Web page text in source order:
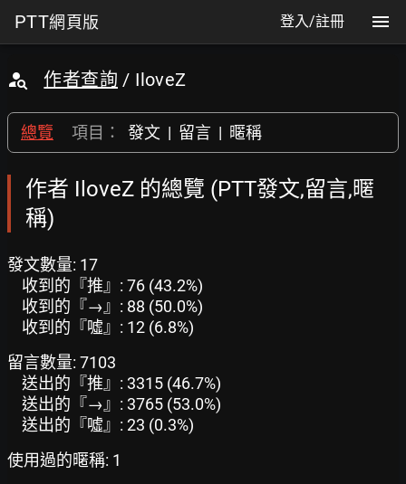
PTT網頁版 登入/註冊
作者查詢 / IloveZ
總覽 項目： 發文 | 留言 | 暱稱
作者 IloveZ 的總覽 (PTT發文,留言,暱
稱)
發文數量: 17
收到的『推』: 76 (43.2%)
收到的『→』: 88 (50.0%)
收到的『噓』: 12 (6.8%)
留言數量: 7103
送出的『推』: 3315 (46.7%)
送出的『→』: 3765 (53.0%)
送出的『噓』: 23 (0.3%)
使用過的暱稱: 1